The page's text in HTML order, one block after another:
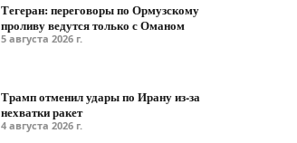
Тегеран: переговоры по Ормузскому
проливу ведутся только с Оманом
5 августа 2026 г.
Трамп отменил удары по Ирану из-за
нехватки ракет
4 августа 2026 г.